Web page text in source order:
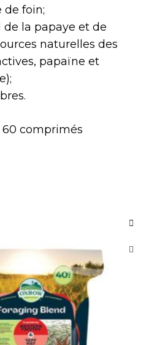
de foin;
la papaye et de
naturelles des
papaïne et
60 comprimés